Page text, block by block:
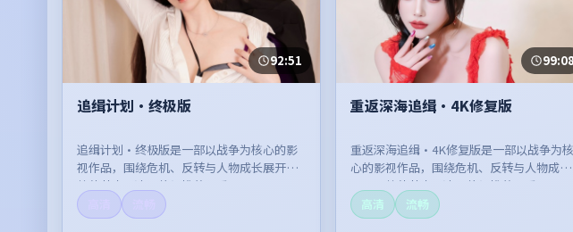
92:51
追缉计划·终极版
追缉计划·终极版是一部以战争为核心的影
视作品，围绕危机、反转与人物成长展开，
整体节奏紧凑，值得推荐观看。
99:08
重返深海追缉·4K修复版
重返深海追缉·4K修复版是一部以战争为核
心的影视作品，围绕危机、反转与人物成长
展开，整体节奏紧凑，值得推荐观看。
高清
流畅